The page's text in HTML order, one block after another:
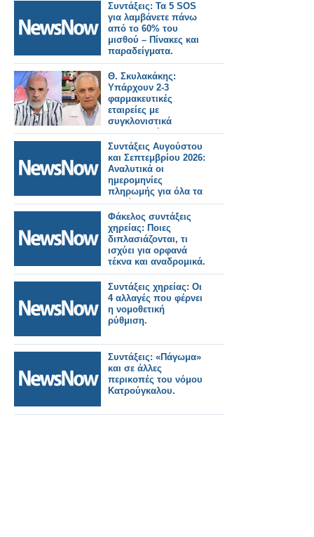
Συντάξεις: Τα 5 SOS
για λαμβάνετε πάνω
από το 60% του
μισθού – Πίνακες και
παραδείγματα.
Θ. Σκυλακάκης:
Υπάρχουν 2-3
φαρμακευτικές
εταιρείες με
συγκλονιστικά
παραβατική
συμπεριφορά –
Κάποια πρέπει να
τιμωρηθεί
Συντάξεις Αυγούστου
και Σεπτεμβρίου 2026:
Αναλυτικά οι
ημερομηνίες
πληρωμής για όλα τα
Ταμεία.
Φάκελος συντάξεις
χηρείας: Ποιες
διπλασιάζονται, τι
ισχύει για ορφανά
τέκνα και αναδρομικά.
Συντάξεις χηρείας: Οι
4 αλλαγές που φέρνει
η νομοθετική
ρύθμιση.
Συντάξεις: «Πάγωμα»
και σε άλλες
περικοπές του νόμου
Κατρούγκαλου.